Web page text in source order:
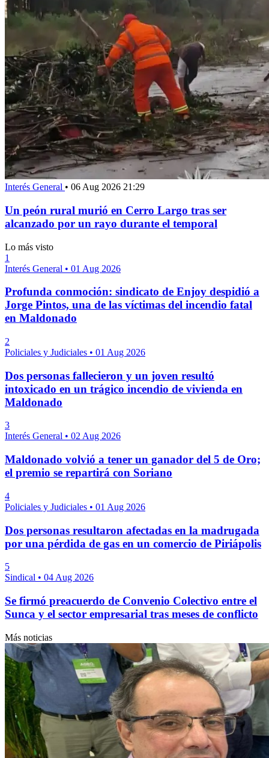
Interés General • 06 Aug 2026 21:29
Un peón rural murió en Cerro Largo tras ser
alcanzado por un rayo durante el temporal
Lo más visto
1
Interés General • 01 Aug 2026
Profunda conmoción: sindicato de Enjoy despidió a
Jorge Pintos, una de las víctimas del incendio fatal
en Maldonado
2
Policiales y Judiciales • 01 Aug 2026
Dos personas fallecieron y un joven resultó
intoxicado en un trágico incendio de vivienda en
Maldonado
3
Interés General • 02 Aug 2026
Maldonado volvió a tener un ganador del 5 de Oro;
el premio se repartirá con Soriano
4
Policiales y Judiciales • 01 Aug 2026
Dos personas resultaron afectadas en la madrugada
por una pérdida de gas en un comercio de Piriápolis
5
Sindical • 04 Aug 2026
Se firmó preacuerdo de Convenio Colectivo entre el
Sunca y el sector empresarial tras meses de conflicto
Más noticias